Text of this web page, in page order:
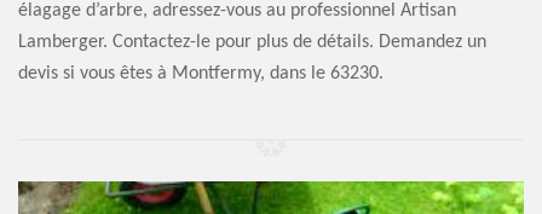
élagage d’arbre, adressez-vous au professionnel Artisan
Lamberger. Contactez-le pour plus de détails. Demandez un
devis si vous êtes à Montfermy, dans le 63230.